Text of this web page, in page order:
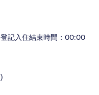
記入住結束時間：00:00